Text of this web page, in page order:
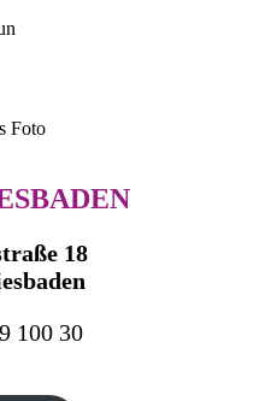
18
100 30